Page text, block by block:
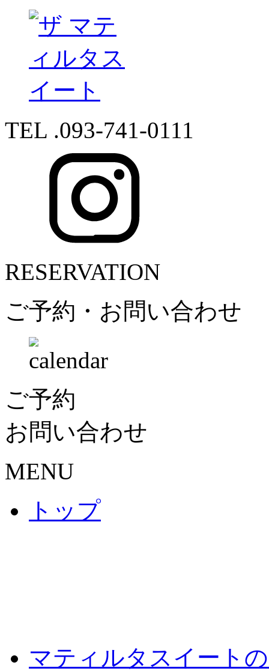
TEL .093-741-0111
RESERVATION
ご予約・お問い合わせ
ご予約
お問い合わせ
MENU
トップ
マティルタスイート